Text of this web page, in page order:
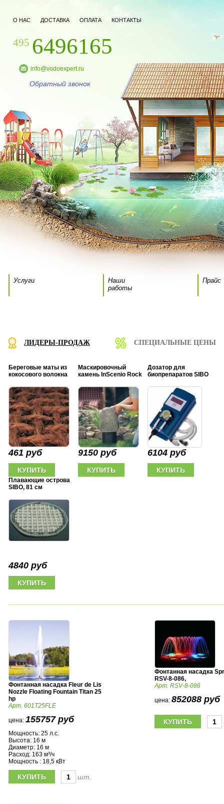
О НАС ДОСТАВКА ОПЛАТА КОНТАКТЫ
495 6496165
info@vodoexpert.ru
Обратный звонок
Услуги
Наши
работы
Прайс
ЛИДЕРЫ-ПРОДАЖ СПЕЦИАЛЬНЫЕ ЦЕНЫ
Береговые маты из
кокосового волокна
461 руб
Маскировочный
камень InScenio Rock
9150 руб
Дозатор для
биопрепаратов SIBO
6104 руб
Плавающие острова
SIBO, 81 см
4840 руб
Фонтанная насадка Fleur de Lis
Nozzle Floating Fountain Titan 25
hp
Арт. 601T25FLE
цена: 155757 руб
Мощность: 25 л.с.
Высота: 16 м
Диаметр: 16 м
Расход: 163 м³/ч
Мощность : 18,5 кВт
шт.
Фонтанная насадка
RSV-8-086,
Арт. RSV-8-086
цена: 852088 руб